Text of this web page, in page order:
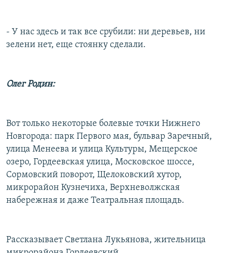
- У нас здесь и так все срубили: ни деревьев, ни
зелени нет, еще стоянку сделали.
Олег Родин:
Вот только некоторые болевые точки Нижнего
Новгорода: парк Первого мая, бульвар Заречный,
улица Менеева и улица Культуры, Мещерское
озеро, Гордеевская улица, Московское шоссе,
Сормовский поворот, Щелоковский хутор,
микрорайон Кузнечиха, Верхневолжская
набережная и даже Театральная площадь.
Рассказывает Светлана Лукьянова, жительница